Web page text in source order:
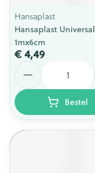
Hansaplast
Hansaplast Universal
1mx6cm
€ 4,49
Bestel